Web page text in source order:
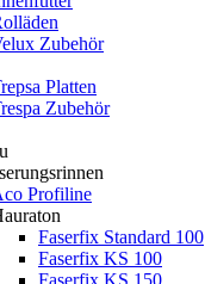
Zubehör
Platten
Zubehör
Profiline
Faserfix Standard 100
Faserfix KS 100
Faserfix KS 150